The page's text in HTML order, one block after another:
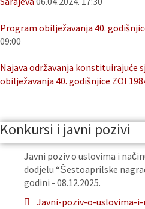
Program obilježavanja 40.
09:00
Najava održavanja konstituirajuće
obilježavanja 40. godišnjice ZOI
Konkursi i javni pozivi
Javni poziv o uslovima i
dodjelu “Šestoaprilske
godini - 08.12.2025.
Javni-poziv-o-uslovima-